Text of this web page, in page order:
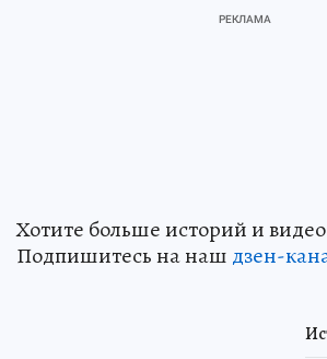
Хотите больше историй и
Подпишитесь на наш дзен-кан